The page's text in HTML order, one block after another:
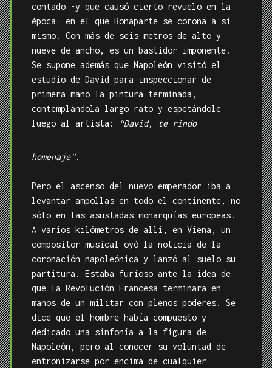
contado -y que causó cierto revuelo en la
época- en el que Bonaparte se corona a sí
mismo. Con más de seis metros de alto y
nueve de ancho, es un bastidor imponente.
Se supone además que Napoleón visitó el
estudio de David para inspeccionar de
primera mano la pintura terminada,
contemplándola largo rato y espetándole
luego al artista:
“David, te rindo
homenaje”.
Pero el ascenso del nuevo emperador iba a
levantar ampollas en todo el continente, no
sólo en las asustadas monarquías europeas.
A varios kilómetros de allí, en Viena, un
compositor musical oyó la noticia de la
coronación napoleónica y lanzó al suelo su
partitura. Estaba furioso ante la idea de
que la Revolución Francesa terminara en
manos de un militar con plenos poderes. Se
dice que el hombre había compuesto y
dedicado una sinfonía a la figura de
Napoleón, pero al conocer su voluntad de
entronizarse por encima de cualquier